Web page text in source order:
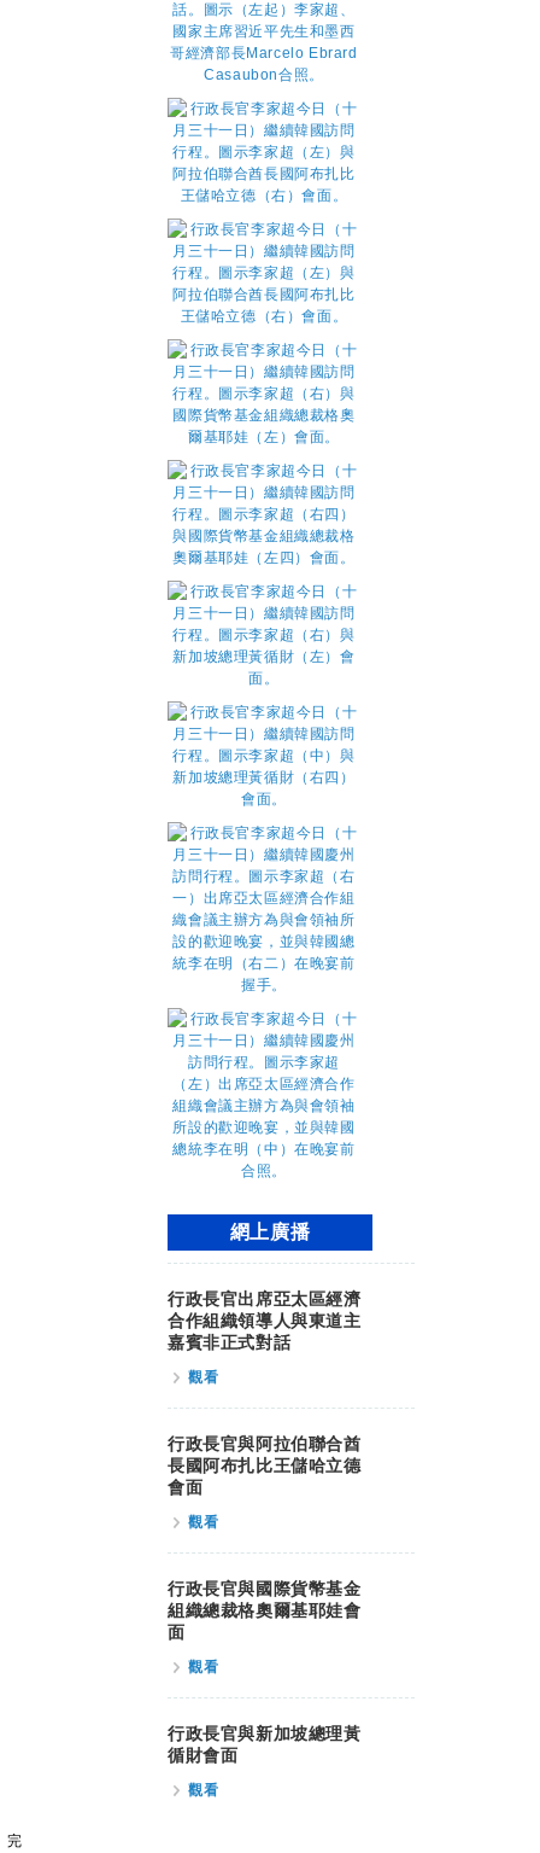
網上廣播
行政長官出席亞太區經濟
合作組織領導人與東道主
嘉賓非正式對話
觀看
行政長官與阿拉伯聯合酋
長國阿布扎比王儲哈立德
會面
觀看
行政長官與國際貨幣基金
組織總裁格奧爾基耶娃會
面
觀看
行政長官與新加坡總理黃
循財會面
觀看
完